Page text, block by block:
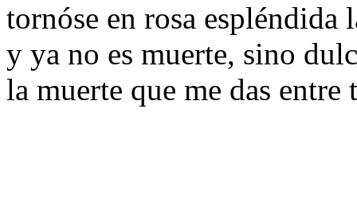
tornóse en rosa espléndida
y ya no es muerte, sino
la muerte que me das entre